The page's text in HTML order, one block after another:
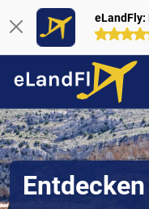
eLandFly: